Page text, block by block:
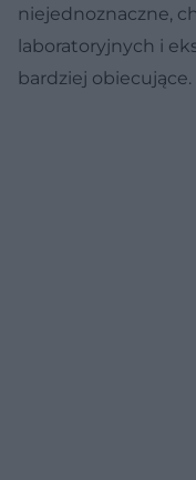
niejednoznaczne,
laboratoryjnych i
bardziej obiecujące.